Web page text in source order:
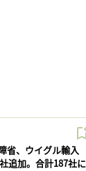
省、ウイグル輸入
追加。合計187社に